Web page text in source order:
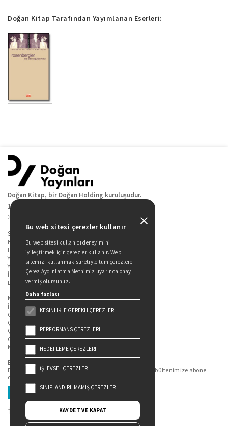
Doğan Kitap Tarafından Yayımlanan Eserleri:
Doğan Kitap, bir Doğan Holding kuruluşudur.
19 Mayıs Cad. Golden Plaza No:1 Kat:10
34360 / Şişli / İstanbul
Sitede Yer Alan Sayfalar
Kitaplarımız
Hakkımızda
Yazarlarımız
Yazar Adayları İçin
İletişim
Duygu Asena Roman Ödülü
Kişisel Verilerin Korunması
İlgili Kişi Başvuru Formu
Genel Aydınlatma Metni
Çekiliş Aydınlatma Metni
Çerez Aydınlatma Metni
Gizlilik Politikası
Kullanım Şartları
Bizi Takip Edin...
En güncel kitap ve etkinliklerden haberdar olmak için bültenimize abone
olun.
Üye Ol
Bu web sitesi çerezler kullanır
Bu web sitesi kullanıcı deneyimini
iyileştirmek için çerezler kullanır. Web
sitemizi kullanmak suretiyle tüm çerezlere
Çerez Aydınlatma Metnimiz uyarınca onay
vermiş olursunuz.
Daha fazlası
KESINLIKLE GEREKLI ÇEREZLER
PERFORMANS ÇEREZLERI
HEDEFLEME ÇEREZLERI
İŞLEVSEL ÇEREZLER
SINIFLANDIRILMAMIŞ ÇEREZLER
KAYDET VE KAPAT